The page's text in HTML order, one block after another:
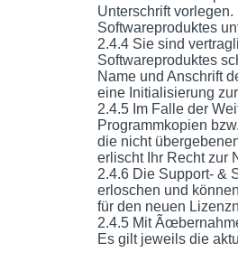
Unterschrift
Softwareproduktes
2.4.4 Sie sind
Softwareproduktes
Name und Anschrift
eine Initialisierung
2.4.5 Im Falle der
Programmkopien
die nicht
erlischt Ihr Recht zur
2.4.6 Die Support- &
erloschen und
für den neuen
2.4.5 Mit
Es gilt jeweils die